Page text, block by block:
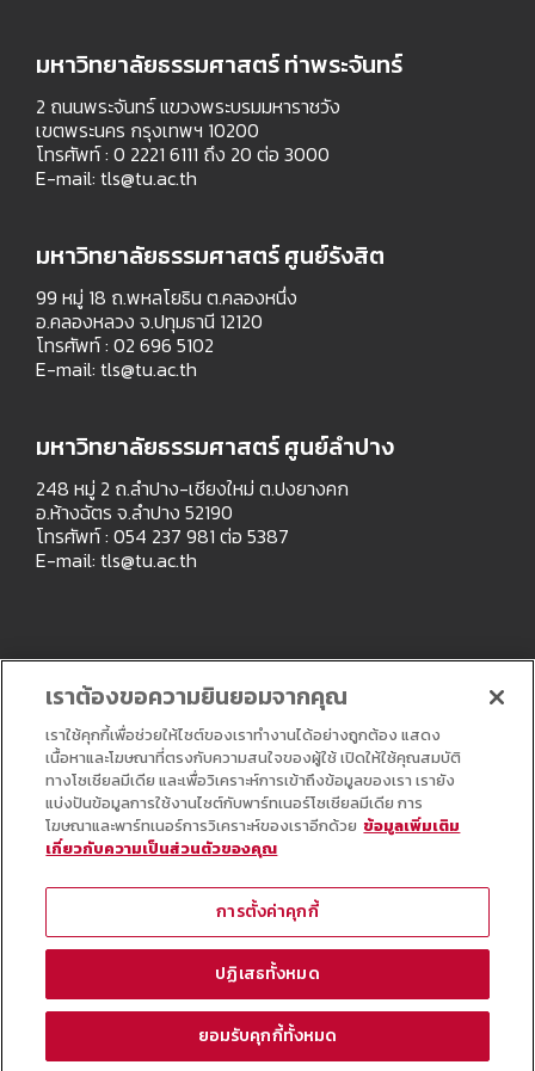
มหาวิทยาลัยธรรมศาสตร์ ท่าพระจันทร์
2 ถนนพระจันทร์ แขวงพระบรมมหาราชวัง
เขตพระนคร กรุงเทพฯ 10200
โทรศัพท์ : 0 2221 6111 ถึง 20 ต่อ 3000
E-mail: tls@tu.ac.th
มหาวิทยาลัยธรรมศาสตร์ ศูนย์รังสิต
99 หมู่ 18 ถ.พหลโยธิน ต.คลองหนึ่ง
อ.คลองหลวง จ.ปทุมธานี 12120
โทรศัพท์ : 02 696 5102
E-mail: tls@tu.ac.th
มหาวิทยาลัยธรรมศาสตร์ ศูนย์ลำปาง
248 หมู่ 2 ถ.ลำปาง-เชียงใหม่ ต.ปงยางคก
อ.ห้างฉัตร จ.ลำปาง 52190
โทรศัพท์ : 054 237 981 ต่อ 5387
E-mail: tls@tu.ac.th
Copyright © All Right Reserved
เราต้องขอความยินยอมจากคุณ
เราใช้คุกกี้เพื่อช่วยให้ไซต์ของเราทำงานได้อย่างถูกต้อง แสดง
เนื้อหาและโฆษณาที่ตรงกับความสนใจของผู้ใช้ เปิดให้ใช้คุณสมบัติ
ทางโซเชียลมีเดีย และเพื่อวิเคราะห์การเข้าถึงข้อมูลของเรา เรายัง
แบ่งปันข้อมูลการใช้งานไซต์กับพาร์ทเนอร์โซเชียลมีเดีย การ
โฆษณาและพาร์ทเนอร์การวิเคราะห์ของเราอีกด้วย ข้อมูลเพิ่มเติม
เกี่ยวกับความเป็นส่วนตัวของคุณ
การตั้งค่าคุกกี้
ปฏิเสธทั้งหมด
ยอมรับคุกกี้ทั้งหมด